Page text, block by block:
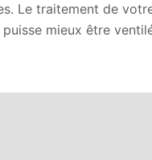
Le traitement de
mieux être